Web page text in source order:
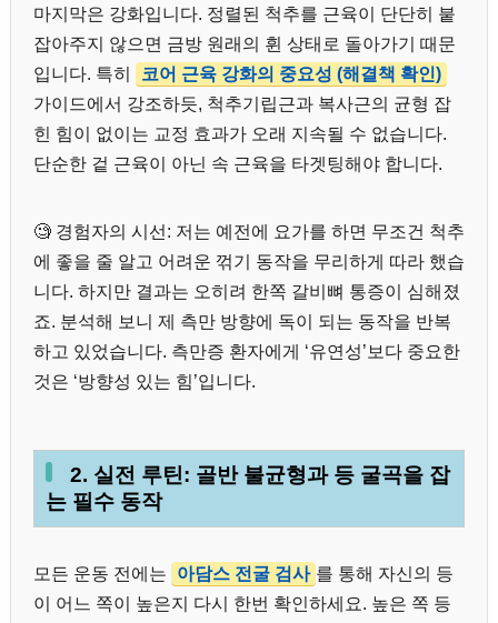
마지막은 강화입니다. 정렬된 척추를 근육이 단단히 붙
잡아주지 않으면 금방 원래의 휜 상태로 돌아가기 때문
입니다. 특히
코어 근육 강화의 중요성 (해결책 확인)
가이드에서 강조하듯, 척추기립근과 복사근의 균형 잡
힌 힘이 없이는 교정 효과가 오래 지속될 수 없습니다.
단순한 겉 근육이 아닌 속 근육을 타겟팅해야 합니다.
🧐 경험자의 시선: 저는 예전에 요가를 하면 무조건 척추
에 좋을 줄 알고 어려운 꺾기 동작을 무리하게 따라 했습
니다. 하지만 결과는 오히려 한쪽 갈비뼈 통증이 심해졌
죠. 분석해 보니 제 측만 방향에 독이 되는 동작을 반복
하고 있었습니다. 측만증 환자에게 ‘유연성’보다 중요한
것은 ‘방향성 있는 힘’입니다.
2. 실전 루틴: 골반 불균형과 등 굴곡을 잡
는 필수 동작
모든 운동 전에는 아담스 전굴 검사 를 통해 자신의 등
이 어느 쪽이 높은지 다시 한번 확인하세요. 높은 쪽 등